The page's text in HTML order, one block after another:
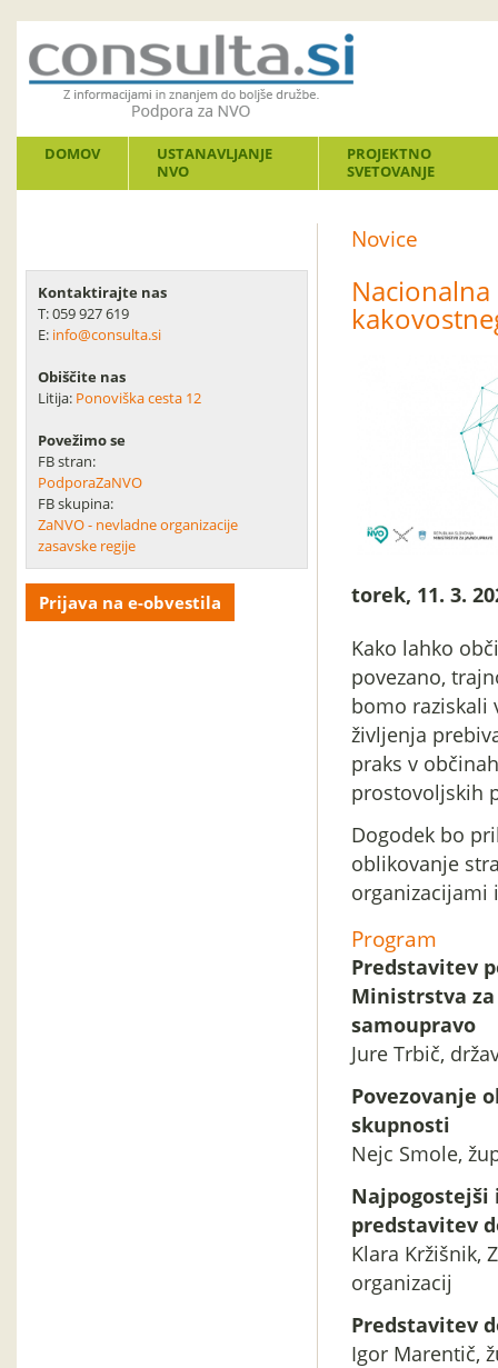
DOMOV
USTANAVLJANJE
NVO
PROJEKTNO
SVETOVANJE
Kontaktirajte nas
T: 059 927 619
E: info@consulta.si
Obiščite nas
Litija: Ponoviška cesta 12
Povežimo se
FB stran:
PodporaZaNVO
FB skupina:
ZaNVO - nevladne organizacije
zasavske regije
Prijava na e-obvestila
Novice
torek, 11. 3.
Kako lahko
povezano,
bomo raziskali
življenja
praks v
prostovoljskih
Dogodek bo
oblikovanje
organizacijami
Program
Predstavitev
Ministrstva
samoupravo
Jure Trbič,
Povezovanje
skupnosti
Nejc Smole,
predstavitev
Klara Kržišnik,
organizacij
Predstavitev
Igor Marentič,